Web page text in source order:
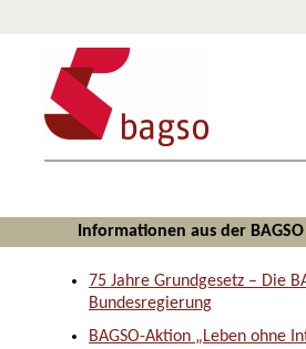
Informationen aus der
75 Jahre Grundgesetz – Die
Bundesregierung
BAGSO-Aktion „Leben ohne